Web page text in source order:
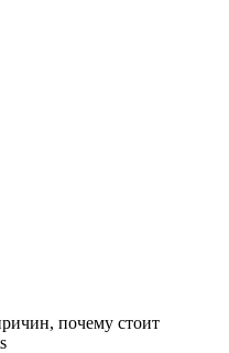
почему стоит